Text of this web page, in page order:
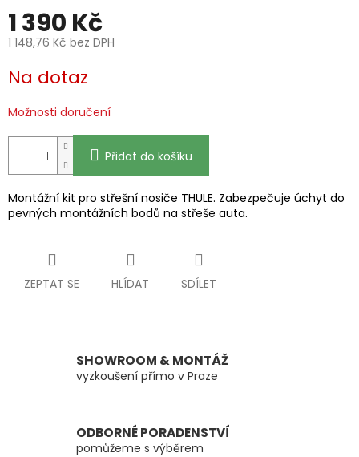
1 390 Kč
1 148,76 Kč bez DPH
cena:
Na dotaz
Možnosti doručení
Přidat do košíku
Montážní kit pro střešní nosiče THULE. Zabezpečuje úchyt do
pevných montážních bodů na střeše auta.
ZEPTAT SE HLÍDAT SDÍLET
SHOWROOM & MONTÁŽ
vyzkoušení přímo v Praze
ODBORNÉ PORADENSTVÍ
pomůžeme s výběrem